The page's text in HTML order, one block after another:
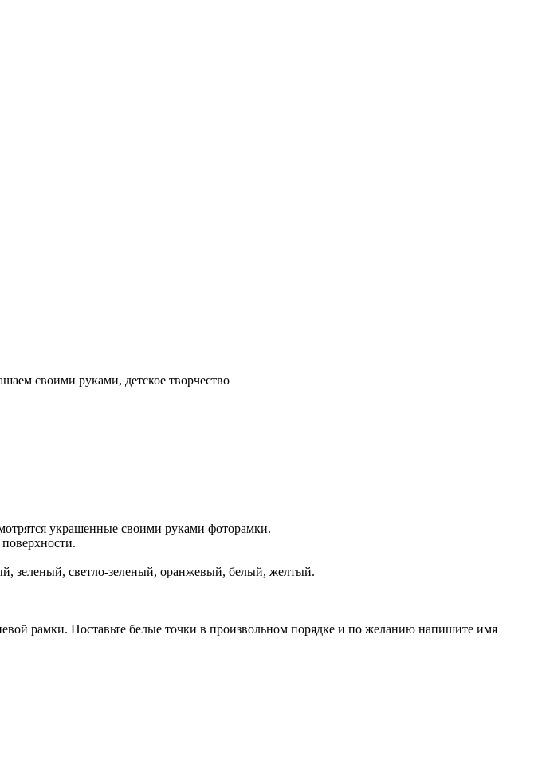
своими руками, детское творчество
украшенные своими руками фоторамки.
зеленый, светло-зеленый, оранжевый, белый, желтый.
рамки. Поставьте белые точки в произвольном порядке и по желанию напишите имя